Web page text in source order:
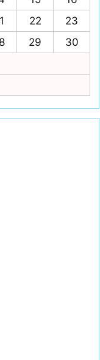
22
23
29
30